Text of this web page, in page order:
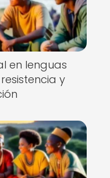
en lenguas
y